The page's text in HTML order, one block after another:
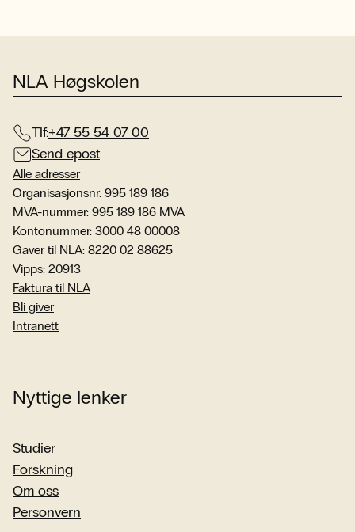
NLA Høgskolen
Tlf:+47 55 54 07 00
Send epost
Alle adresser
Organisasjonsnr. 995 189 186
MVA-nummer: 995 189 186 MVA
Kontonummer: 3000 48 00008
Gaver til NLA: 8220 02 88625
Vipps: 20913
Faktura til NLA
Bli giver
Intranett
Nyttige lenker
Studier
Forskning
Om oss
Personvern